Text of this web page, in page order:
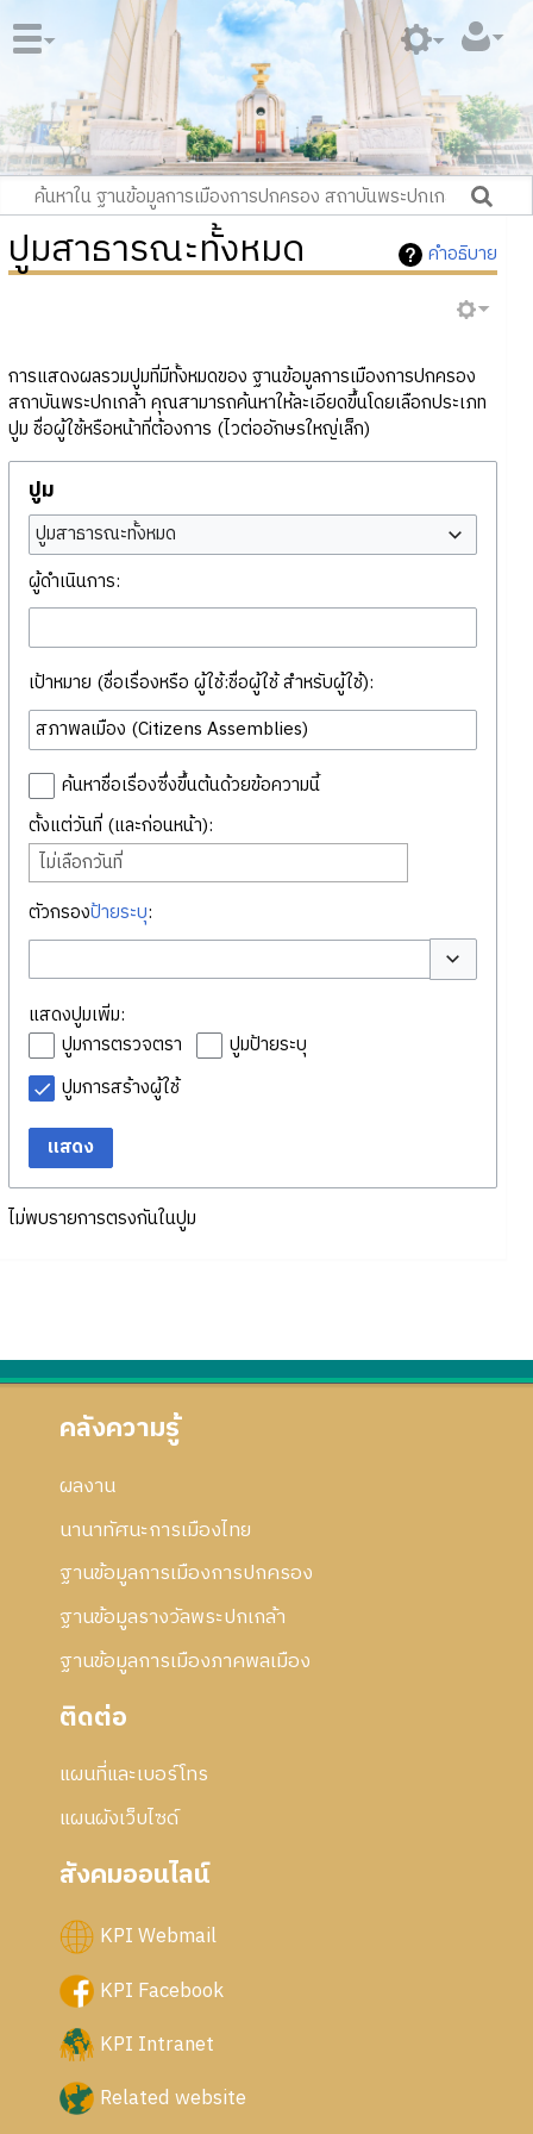
คำอธิบาย
ปูมสาธารณะทั้งหมด
การแสดงผลรวมปูมที่มีทั้งหมดของ ฐานข้อมูลการเมืองการปกครอง
สถาบันพระปกเกล้า คุณสามารถค้นหาให้ละเอียดขึ้นโดยเลือกประเภท
ปูม ชื่อผู้ใช้หรือหน้าที่ต้องการ (ไวต่ออักษรใหญ่เล็ก)
ปูม
ปูมสาธารณะทั้งหมด
ผู้ดำเนินการ:
เป้าหมาย (ชื่อเรื่องหรือ ผู้ใช้:ชื่อผู้ใช้ สำหรับผู้ใช้):
ค้นหาชื่อเรื่องซึ่งขึ้นต้นด้วยข้อความนี้
ตั้งแต่วันที่ (และก่อนหน้า):
ไม่เลือกวันที่
ตัวกรองป้ายระบุ:
สลับตัวเลือก
แสดงปูมเพิ่ม:
ปูมการตรวจตรา
ปูมป้ายระบุ
ปูมการสร้างผู้ใช้
แสดง
ไม่พบรายการตรงกันในปูม
คลังความรู้
ผลงาน
นานาทัศนะการเมืองไทย
ฐานข้อมูลการเมืองการปกครอง
ฐานข้อมูลรางวัลพระปกเกล้า
ฐานข้อมูลการเมืองภาคพลเมือง
ติดต่อ
แผนที่และเบอร์โทร
แผนผังเว็บไซด์
สังคมออนไลน์
KPI Webmail
KPI Facebook
KPI Intranet
Related website